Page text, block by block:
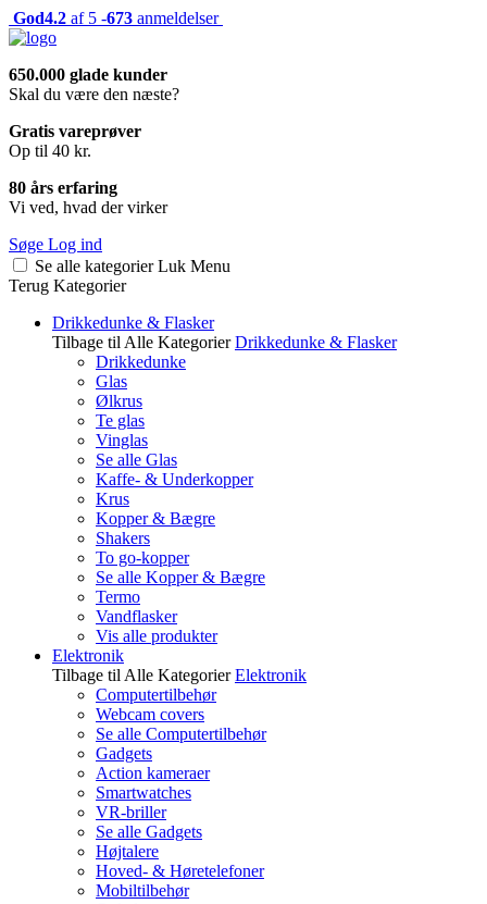
God4.2 af 5 -673 anmeldelser
650.000 glade kunder
Skal du være den næste?
Gratis vareprøver
Op til 40 kr.
80 års erfaring
Vi ved, hvad der virker
Søge Log ind
Se alle kategorier Luk Menu
Terug Kategorier
Drikkedunke & Flasker
Tilbage til Alle Kategorier Drikkedunke & Flasker
Drikkedunke
Glas
Ølkrus
Te glas
Vinglas
Se alle Glas
Kaffe- & Underkopper
Krus
Kopper & Bægre
Shakers
To go-kopper
Se alle Kopper & Bægre
Termo
Vandflasker
Vis alle produkter
Elektronik
Tilbage til Alle Kategorier Elektronik
Computertilbehør
Webcam covers
Se alle Computertilbehør
Gadgets
Action kameraer
Smartwatches
VR-briller
Se alle Gadgets
Højtalere
Hoved- & Høretelefoner
Mobiltilbehør